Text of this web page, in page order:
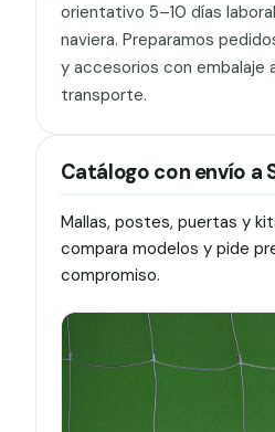
orientativo 5–10 días
naviera. Preparamos
y accesorios con embalaje
transporte.
Catálogo con envío a
Mallas, postes, puertas y
compara modelos y pide
compromiso.